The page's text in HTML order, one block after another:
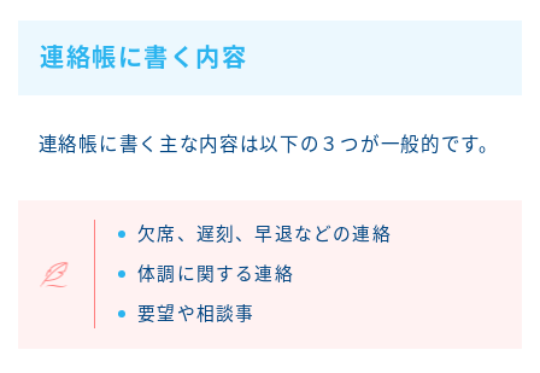
連絡帳に書く内容
連絡帳に書く主な内容は以下の３つが一般的です。
欠席、遅刻、早退などの連絡
体調に関する連絡
要望や相談事